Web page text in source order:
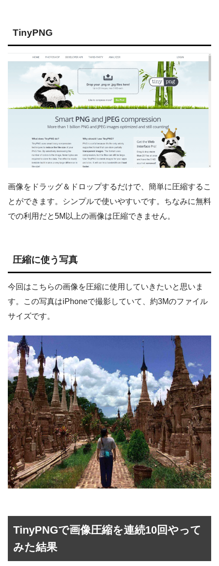
TinyPNG
画像をドラッグ＆ドロップするだけで、簡単に圧縮するこ
とができます。シンプルで使いやすいです。ちなみに無料
での利用だと5M以上の画像は圧縮できません。
圧縮に使う写真
今回はこちらの画像を圧縮に使用していきたいと思いま
す。この写真はiPhoneで撮影していて、約3Mのファイル
サイズです。
TinyPNGで画像圧縮を連続10回やって
みた結果